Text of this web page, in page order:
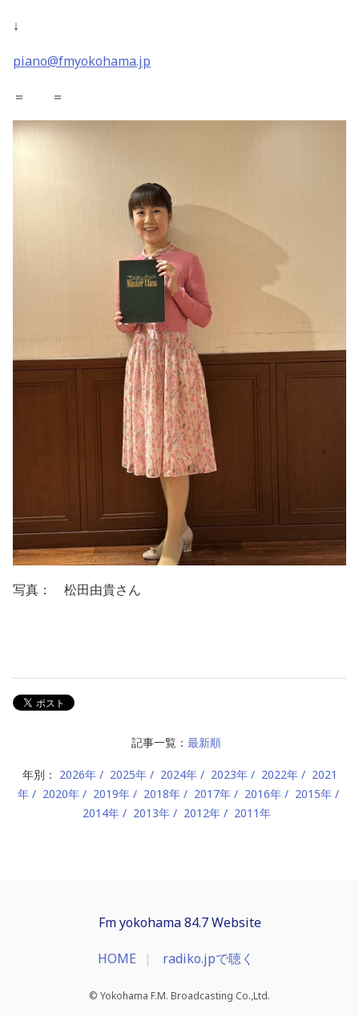
↓
piano@fmyokohama.jp
＝ ＝
写真： 松田由貴さん
記事一覧： 最新順
年別： 2026年 2025年 2024年 2023年 2022年
2021
年
2020年 2019年 2018年 2017年 2016年
2015年
2014年
2013年 2012年 2011年
Fm yokohama 84.7 Website
HOME radiko.jpで聴く
© Yokohama F.M. Broadcasting Co.,Ltd.